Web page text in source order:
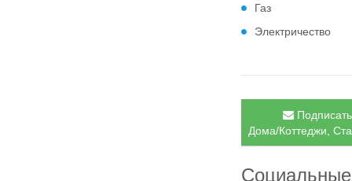
Газ
Электричество
Дома/Коттеджи,